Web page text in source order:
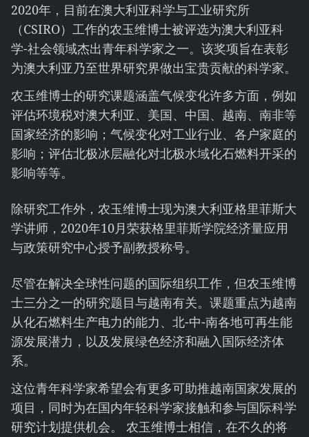
2020年，目前在澳大利亚科学与工业研究所
（CSIRO）工作的农玉维博士被评选为澳大利亚科
学-社会领域杰出青年科学家之一。该奖项旨在表彰
为澳大利亚乃至世界研究界做出宝贵贡献的科学家。
农玉维博士的研究课题涵盖气候变化许多方面，例如
评估环境税对澳大利亚、美国、中国、越南、南非等
国家经济的影响；气候变化对工业行业、各户家庭的
影响；评估北极冰层融化对北极水域化石燃料开采的
影响等等。
除研究工作外，农玉维博士现为澳大利亚格里菲斯大
学讲师，2020年10月荣获格里菲斯学院经济量应用
与政策研究中心授予副教授称号。
尽管在解决全球性问题的国际组织工作，但农玉维博
士三分之一的研究题目与越南有关。课题重点为越南
从化石燃料生产电力的能力、北-中-南各地可再生能
源发展潜力，以及发展绿色经济和融入国际经济体
系。
这位青年科学家希望会有更多可助推越南国家发展的
项目，同时为在国内年轻科学家接触和参与国际科学
研究计划提供机会。 农玉维博士相信，在不久的将